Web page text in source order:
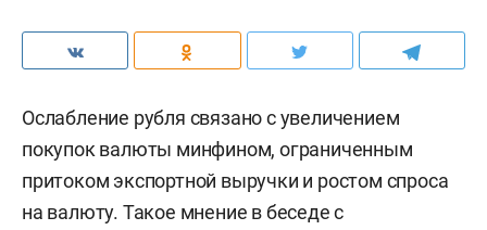
Ослабление рубля связано с увеличением
покупок валюты минфином, ограниченным
притоком экспортной выручки и ростом спроса
на валюту. Такое мнение в беседе с